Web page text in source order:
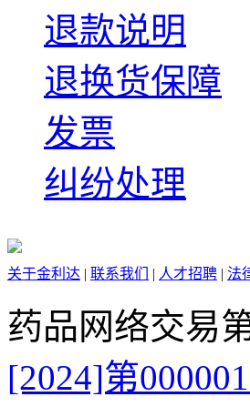
退款说明
退换货保障
发票
纠纷处理
关于金利达 | 联系我们 | 人才招聘 | 法
药品网络交易
[2024]第